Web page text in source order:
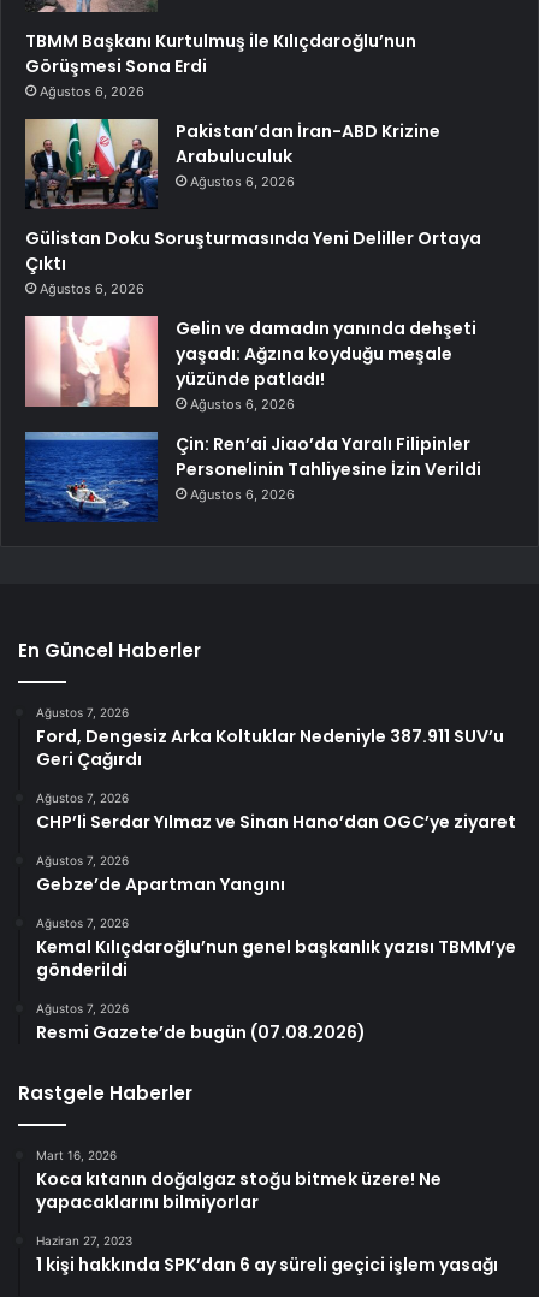
TBMM Başkanı Kurtulmuş ile Kılıçdaroğlu’nun
Görüşmesi Sona Erdi
Ağustos 6, 2026
Pakistan’dan İran-ABD Krizine
Arabuluculuk
Ağustos 6, 2026
Gülistan Doku Soruşturmasında Yeni Deliller Ortaya
Çıktı
Ağustos 6, 2026
Gelin ve damadın yanında dehşeti
yaşadı: Ağzına koyduğu meşale
yüzünde patladı!
Ağustos 6, 2026
Çin: Ren’ai Jiao’da Yaralı Filipinler
Personelinin Tahliyesine İzin Verildi
Ağustos 6, 2026
En Güncel Haberler
Ağustos 7, 2026
Ford, Dengesiz Arka Koltuklar Nedeniyle 387.911 SUV’u
Geri Çağırdı
Ağustos 7, 2026
CHP’li Serdar Yılmaz ve Sinan Hano’dan OGC’ye ziyaret
Ağustos 7, 2026
Gebze’de Apartman Yangını
Ağustos 7, 2026
Kemal Kılıçdaroğlu’nun genel başkanlık yazısı TBMM’ye
gönderildi
Ağustos 7, 2026
Resmi Gazete’de bugün (07.08.2026)
Rastgele Haberler
Mart 16, 2026
Koca kıtanın doğalgaz stoğu bitmek üzere! Ne
yapacaklarını bilmiyorlar
Haziran 27, 2023
1 kişi hakkında SPK’dan 6 ay süreli geçici işlem yasağı